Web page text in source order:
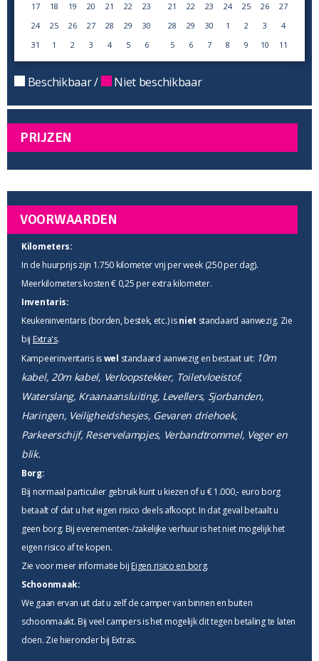
17
18 19 20 21 22
23
24
25 26 27 28 29
30
31
1 2 3 4 5 6
21
22 23 24 25 26
27
28
29 30 1 2 3
4
5
6 7 8 9 10 11
Beschikbaar / Niet beschikbaar
PRIJZEN
VOORWAARDEN
Kilometers:
In de huurprijs zijn 1.750 kilometer vrij per week (250 per dag).
Meerkilometers kosten € 0,25 per extra kilometer.
Inventaris:
Keukeninventaris (borden, bestek, etc.) isniet standaard aanwezig. Zie
bij Extra's.
Kampeerinventaris iswel standaard aanwezig en bestaat uit: 10m
kabel, 20m kabel, Verloopstekker, Toiletvloeistof,
Waterslang, Kraanaansluiting, Levellers, Sjorbanden,
Haringen, Veiligheidshesjes, Gevaren driehoek,
Parkeerschijf, Reservelampjes, Verbandtrommel, Veger en
blik.
Borg:
Bij normaal particulier gebruik kunt u kiezen of u € 1.000,- euro borg
betaalt of dat u het eigen risico deels afkoopt. In dat geval betaalt u
geen borg. Bij evenementen-/zakelijke verhuur is het niet mogelijk het
eigen risico af te kopen.
Zie voor meer informatie bij Eigen risico en borg.
Schoonmaak:
We gaan ervan uit dat u zelf de camper van binnen en buiten
schoonmaakt. Bij veel campers is het mogelijk dit tegen betaling te laten
doen. Zie hieronder bij Extras.